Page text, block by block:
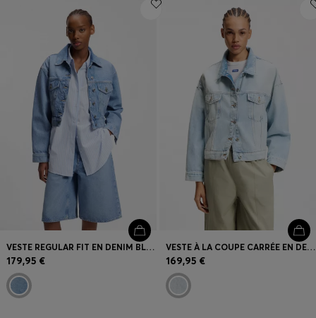
VESTE REGULAR FIT EN DENIM BLEU VIF
179,95 €
VESTE À LA COUPE CARRÉE EN DENIM BLEU RIGIDE
169,95 €